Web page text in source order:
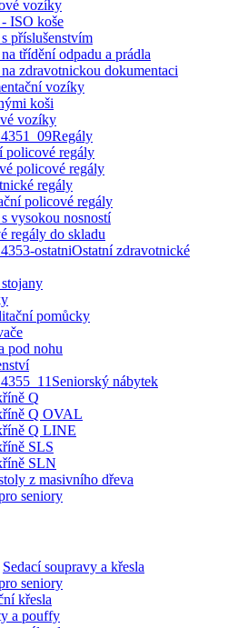
vozíky
ISO koše
příslušenstvím
třídění odpadu a prádla
zdravotnickou dokumentaci
vozíky
koši
vozíky
Regály
policové regály
policové regály
regály
policové regály
vysokou nosností
regály do skladu
Ostatní zdravotnické
pomůcky
pod nohu
Seniorský nábytek
Q
Q OVAL
Q LINE
SLS
SLN
z masivního dřeva
seniory
Sedací soupravy a křesla
seniory
křesla
a pouffy